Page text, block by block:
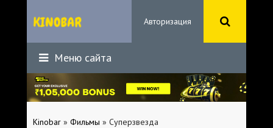
Авторизация
Меню сайта
Kinobar » Фильмы » Суперзвезда